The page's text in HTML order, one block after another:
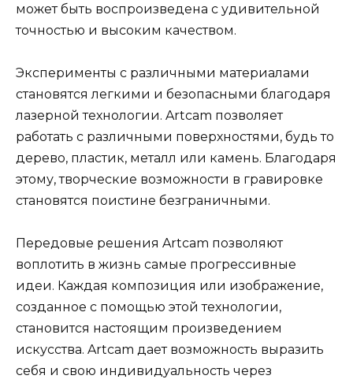
может быть воспроизведена с удивительной
точностью и высоким качеством.
Эксперименты с различными материалами
становятся легкими и безопасными благодаря
лазерной технологии. Artcam позволяет
работать с различными поверхностями, будь то
дерево, пластик, металл или камень. Благодаря
этому, творческие возможности в гравировке
становятся поистине безграничными.
Передовые решения Artcam позволяют
воплотить в жизнь самые прогрессивные
идеи. Каждая композиция или изображение,
созданное с помощью этой технологии,
становится настоящим произведением
искусства. Artcam дает возможность выразить
себя и свою индивидуальность через